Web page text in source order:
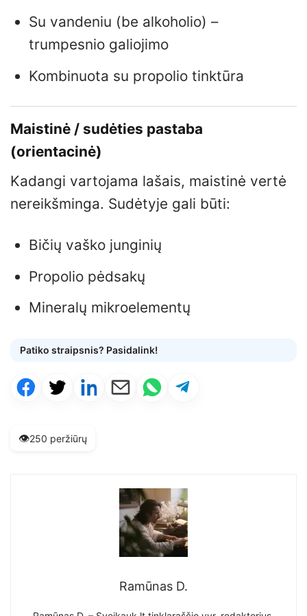
Su vandeniu (be alkoholio) –
trumpesnio galiojimo
Kombinuota su propolio tinktūra
Maistinė / sudėties pastaba
(orientacinė)
Kadangi vartojama lašais, maistinė vertė
nereikšminga. Sudėtyje gali būti:
Bičių vaško junginių
Propolio pėdsakų
Mineralų mikroelementų
Patiko straipsnis? Pasidalink!
👁️250 peržiūrų
Ramūnas D.